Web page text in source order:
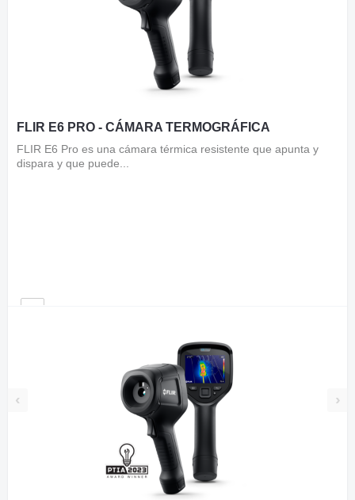
‹ ›
FLIR E6 PRO - CÁMARA TERMOGRÁFICA
FLIR E6 Pro es una cámara térmica resistente que apunta y
dispara y que puede...